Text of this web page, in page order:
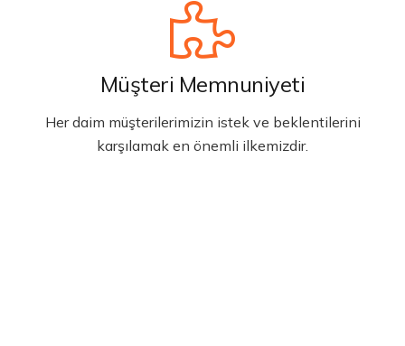
Müşteri Memnuniyeti
Her daim müşterilerimizin istek ve beklentilerini
karşılamak en önemli ilkemizdir.